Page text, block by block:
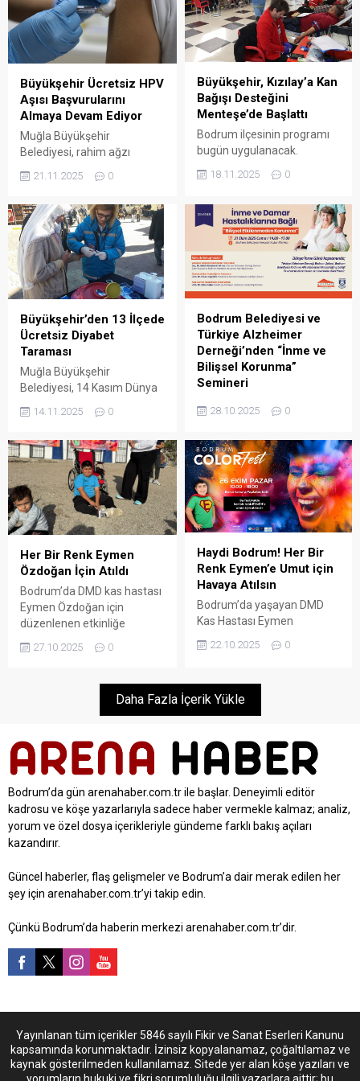
ARENA HABER – İlimizde
acil sağlık hizmetleri; 70
istasyon ve 3 motosikletli
ekip olmak üzere toplam 73
noktada, 1042 personel
tarafından büyük bir
özveriyle yürütülmektedir.
Acil sağlık hizmetlerinin
etkin ve hızlı bir...
Müdürlükleri, Sağlıklı Hayat
Merkezleri (SHM) ve
Toplum Sağlığı Merkezleri
bünyesinde; ailelere,
çocuklara ve gençlere
eğitim ve danışmanlık
hizmeti sunmak amacıyla
Bebek, Çocuk ve...
Büyükşehir Ücretsiz HPV
Aşısı Başvurularını
Almaya Devam Ediyor
Muğla Büyükşehir
Belediyesi, rahim ağzı
HPV aşısı uygulaması için
ediyor ARENA HABER –
Muğla Büyükşehir
Belediyesi, toplum sağlığının
korunması ve gelecek
nesillerin daha sağlıklı
koşullarda yetişmesi
amacıyla koruyucu sağlık
hizmetlerine yönelik
çalışmalarını kararlılıkla
sağlığı sorunu olarak öne
çıkan Rahim ağzı...
21.11.2025 0
Büyükşehir, Kızılay’a Kan
Bağışı Desteğini
Menteşe’de Başlattı
Bodrum ilçesinin programı
bugün uygulanacak.
Saat11:00–18:00 arası
Bodrum | Konacık Hizmet
gerçekleşecek olan
kampanyaya Bodrum
Belediyesi çalışanları katkı
verecek ARENA HABER –
Muğla Büyükşehir
Belediyesi, Kızılay’ın artan
kan ihtiyacına destek olmak
amacıyla 17–21 Kasım
tarihleri arasında il
genelinde düzenlediği kan
bağışı kampanyasını
Kemal Kültür...
18.11.2025 0
Büyükşehir’den 13 İlçede
Ücretsiz Diyabet
Taraması
Muğla Büyükşehir
Belediyesi, 14 Kasım Dünya
diyabet hastalığına dikkat
önemini vurgulamak ve
farkındalık oluşturmak
amacıyla 13 ilçede ücretsiz
şeker ve tansiyon ölçümü
gerçekleştiriyor ARENA
HABER – Büyükşehir
Belediyesi sağlık ekipleri
tarafından yürütülen
taramalar, 14–21 Kasım
2025 tarihleri arasında
sabah 09.30–12.00 saatleri
arasında yapılacak.
Ölçümler,...
14.11.2025 0
Bodrum Belediyesi ve
Türkiye Alzheimer
Derneği’nden “İnme ve
Bilişsel Korunma”
Semineri
Ekim Dünya İnme Günü”
artırmak amacıyla Türkiye
Alzheimer Derneği Bodrum
Şubesi iş birliğiyle özel bir
seminer düzenliyor
28.10.2025 0
Her Bir Renk Eymen
Özdoğan İçin Atıldı
Bodrum’da DMD kas hastası
Eymen Özdoğan için
düzenlenen etkinliğe
verdi ARENA BODRUM –
sahilinde düzenlenen
etkinlik sabah saat 10.00’da
başladı. Etkinlik akşam
Bodrum Color Fest, hem
yerli hem de yabancı
oldu. Bodrum Belediyesi,
Bodrum Kaymakamlığı,
Oasis...
27.10.2025 0
Haydi Bodrum! Her Bir
Renk Eymen’e Umut için
Havaya Atılsın
Bodrum’da yaşayan DMD
Kas Hastası Eymen
2025’te Kumbahçe
Color Fest Etkinliği
gerçekleşiyor ARENA
HABER – Pazar günü
etkinlikte ‘her bir renk
Eymen’e umut olmak için
çıkıldı. Tüm Bodrum’un
etkinliğe destek vermesi ve
etkinliğe katılımı, Eymen için
22.10.2025 0
Daha Fazla İçerik Yükle
Bodrum’da gün arenahaber.com.tr ile başlar. Deneyimli editör
kadrosu ve köşe yazarlarıyla sadece haber vermekle kalmaz; analiz,
yorum ve özel dosya içerikleriyle gündeme farklı bakış açıları
kazandırır.
Güncel haberler, flaş gelişmeler ve Bodrum’a dair merak edilen her
şey için arenahaber.com.tr’yi takip edin.
Çünkü Bodrum’da haberin merkezi arenahaber.com.tr’dir.
Yayınlanan tüm içerikler 5846 sayılı Fikir ve Sanat Eserleri Kanunu
kapsamında korunmaktadır. İzinsiz kopyalanamaz, çoğaltılamaz ve
kaynak gösterilmeden kullanılamaz. Sitede yer alan köşe yazıları ve
yorumların hukuki ve fikri sorumluluğu ilgili yazarlara aittir; bu